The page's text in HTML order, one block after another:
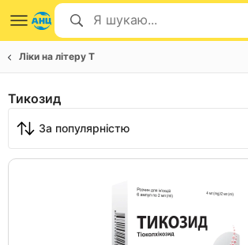
Ліки на літеру Т
Тикозид
За популярністю